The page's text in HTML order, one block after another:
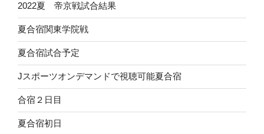
2022夏 帝京戦試合結果
夏合宿関東学院戦
夏合宿試合予定
Jスポーツオンデマンドで視聴可能夏合宿
合宿２日目
夏合宿初日